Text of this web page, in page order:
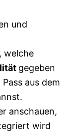
und
welche
gegeben
aus dem
anschauen,
wird